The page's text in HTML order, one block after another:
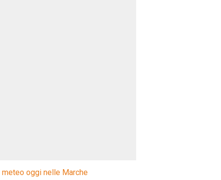
meteo oggi nelle Marche